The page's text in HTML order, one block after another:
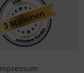
Impressum